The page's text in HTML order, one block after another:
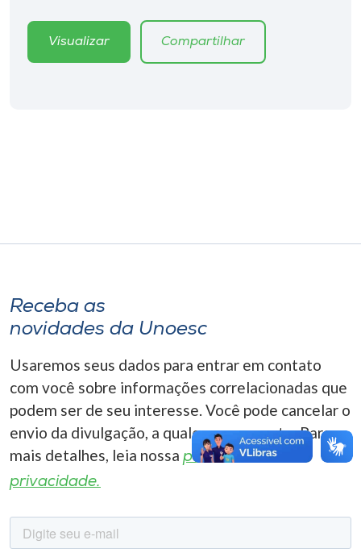
Editora
A-
Visualizar Compartilhar
Receba as
novidades da Unoesc
Usaremos seus dados para entrar em contato
com você sobre informações correlacionadas que
podem ser de seu interesse. Você pode cancelar o
envio da divulgação, a qualquer momento. Para
mais detalhes, leia nossa política de
privacidade.